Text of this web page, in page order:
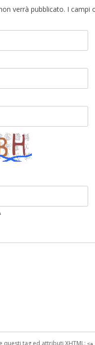
verrà pubblicato. I
questi tag ed attributi XHTML: